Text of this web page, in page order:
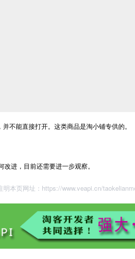
不能直接打开。这类商品是淘小铺专供的。
进，目前还需要进一步观察。
明本页网址： https://www.veapi.cn/